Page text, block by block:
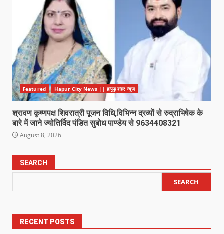
Featured Hapur City News || हापुड़ शहर न्यूज़
श्रावण कृष्णपक्ष शिवरात्री पूजन विधि,विभिन्न द्रव्यों से रुद्राभिषेक के
बारे में जाने ज्योतिर्विद पंडित सुबोध पाण्डेय से 9634408321
August 8, 2026
SEARCH
SEARCH
RECENT POSTS